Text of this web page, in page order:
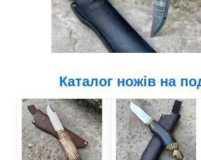
Каталог ножів на